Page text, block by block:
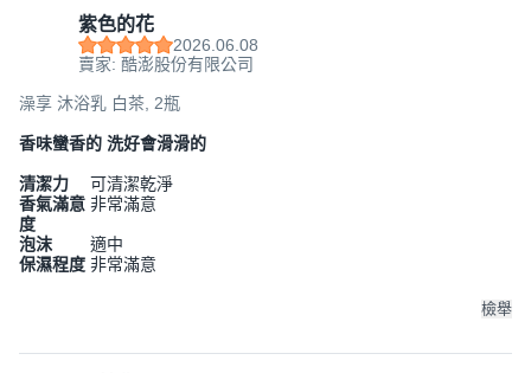
紫色的花
2026.06.08
賣家: 酷澎股份有限公司
澡享 沐浴乳 白茶, 2瓶
香味蠻香的 洗好會滑滑的
清潔力
可清潔乾淨
香氣滿意
度
非常滿意
泡沫
適中
保濕程度 非常滿意
檢舉